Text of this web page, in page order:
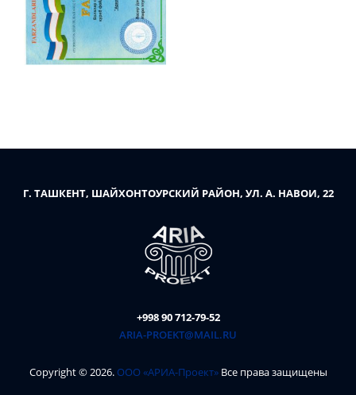
+998 90 712-79-52
ARIA-PROEKT@MAIL.RU
Г. ТАШКЕНТ, ШАЙХОНТОУРСКИЙ РАЙОН, УЛ. А. НАВОИ, 22
Copyright ©2026. ООО «АРИА-Проект»Все права защищены